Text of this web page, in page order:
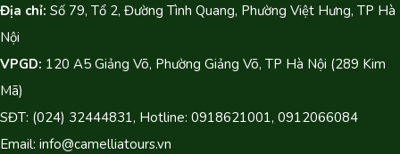
Địa chỉ: Số 79, Tổ 2, Đường Tình Quang, Phường Việt Hưng, TP Hà
Nội
VPGD: 120 A5 Giảng Võ, Phường Giảng Võ, TP Hà Nội (289 Kim
Mã)
SĐT: (024) 32444831, Hotline: 0918621001, 0912066084
Email: info@camelliatours.vn